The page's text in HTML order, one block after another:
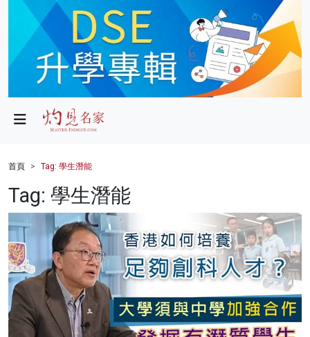
政局
財經
健康
商業
科技
影片
名家榜
首頁 Tag: 學生潛能
Tag: 學生潛能